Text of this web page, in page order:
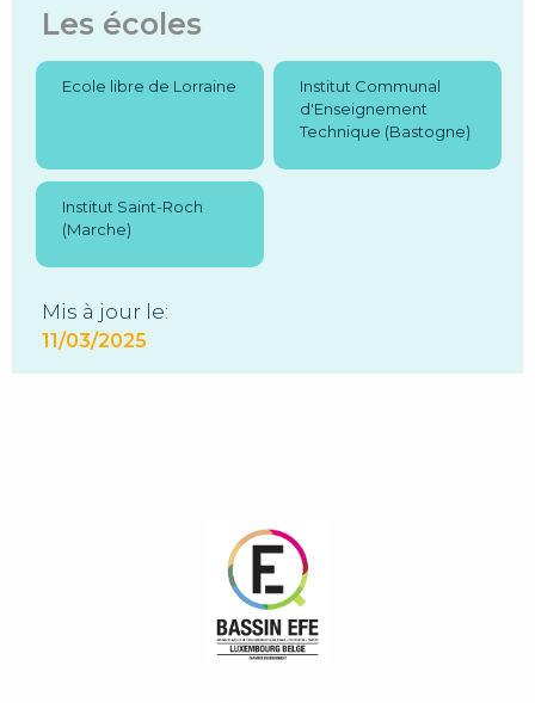
Les écoles
Ecole libre de Lorraine
Institut Communal
d'Enseignement
Technique (Bastogne)
Institut Saint-Roch
(Marche)
Mis à jour le:
11/03/2025